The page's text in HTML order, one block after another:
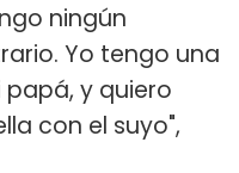
ningún
Yo tengo una
y quiero
con el suyo",